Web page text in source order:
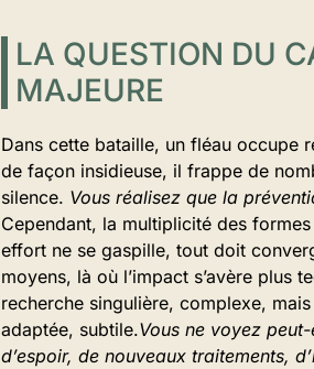
LA QUESTION DU
MAJEURE
Dans cette bataille, un fléau occupe
de façon insidieuse, il frappe de
silence. Vous réalisez que la
Cependant, la multiplicité des
effort ne se gaspille, tout doit
moyens, là où l’impact s’avère plus
recherche singulière, complexe,
adaptée, subtile.Vous ne voyez
d’espoir, de nouveaux traitements,